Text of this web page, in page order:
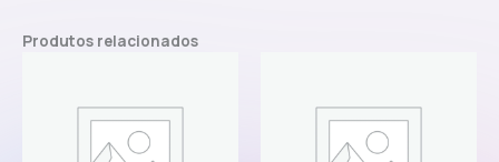
Produtos relacionados